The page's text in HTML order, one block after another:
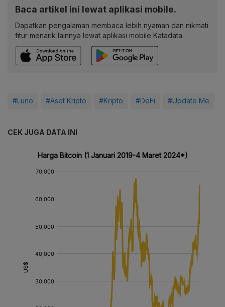
Baca artikel ini lewat aplikasi mobile.
Dapatkan pengalaman membaca lebih nyaman dan nikmati
fitur menarik lainnya lewat aplikasi mobile Katadata.
#Luno #Aset Kripto #Kripto #DeFi #Update Me
CEK JUGA DATA INI